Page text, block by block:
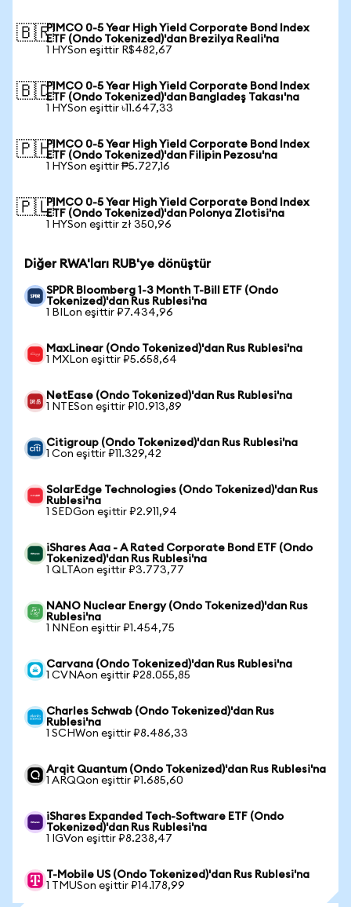
🇧🇷PIMCO 0-5 Year High Yield Corporate Bond Index
ETF (Ondo Tokenized)'dan Brezilya Reali'na
1 HYSon eşittir R$482,67
🇧🇩PIMCO 0-5 Year High Yield Corporate Bond Index
ETF (Ondo Tokenized)'dan Bangladeş Takası'na
1 HYSon eşittir ৳11.647,33
🇵🇭PIMCO 0-5 Year High Yield Corporate Bond Index
ETF (Ondo Tokenized)'dan Filipin Pezosu'na
1 HYSon eşittir ₱5.727,16
🇵🇱PIMCO 0-5 Year High Yield Corporate Bond Index
ETF (Ondo Tokenized)'dan Polonya Zlotisi'na
1 HYSon eşittir zł 350,96
Diğer RWA'ları RUB'ye dönüştür
SPDR Bloomberg 1-3 Month T-Bill ETF (Ondo
Tokenized)'dan Rus Rublesi'na
1 BILon eşittir ₽7.434,96
MaxLinear (Ondo Tokenized)'dan Rus Rublesi'na
1 MXLon eşittir ₽5.658,64
NetEase (Ondo Tokenized)'dan Rus Rublesi'na
1 NTESon eşittir ₽10.913,89
Citigroup (Ondo Tokenized)'dan Rus Rublesi'na
1 Con eşittir ₽11.329,42
SolarEdge Technologies (Ondo Tokenized)'dan Rus
Rublesi'na
1 SEDGon eşittir ₽2.911,94
iShares Aaa - A Rated Corporate Bond ETF (Ondo
Tokenized)'dan Rus Rublesi'na
1 QLTAon eşittir ₽3.773,77
NANO Nuclear Energy (Ondo Tokenized)'dan Rus
Rublesi'na
1 NNEon eşittir ₽1.454,75
Carvana (Ondo Tokenized)'dan Rus Rublesi'na
1 CVNAon eşittir ₽28.055,85
Charles Schwab (Ondo Tokenized)'dan Rus
Rublesi'na
1 SCHWon eşittir ₽8.486,33
Arqit Quantum (Ondo Tokenized)'dan Rus Rublesi'na
1 ARQQon eşittir ₽1.685,60
iShares Expanded Tech-Software ETF (Ondo
Tokenized)'dan Rus Rublesi'na
1 IGVon eşittir ₽8.238,47
T-Mobile US (Ondo Tokenized)'dan Rus Rublesi'na
1 TMUSon eşittir ₽14.178,99